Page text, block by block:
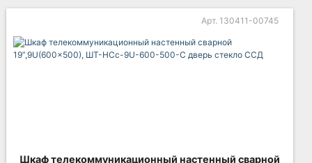
Арт. 130411-00745
Шкаф телекоммуникационный настенный сварной